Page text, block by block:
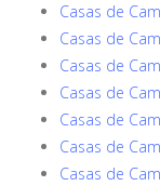
Casas de
Casas de
Casas de
Casas de
Casas de
Casas de
Casas de